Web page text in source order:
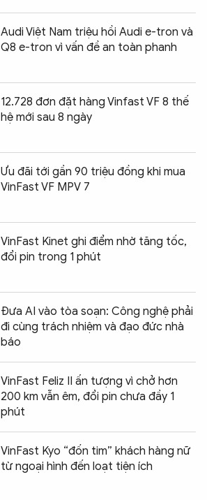
Audi Việt Nam triệu hồi Audi e-tron và
Q8 e-tron vì vấn đề an toàn phanh
12.728 đơn đặt hàng Vinfast VF 8 thế
hệ mới sau 8 ngày
Ưu đãi tới gần 90 triệu đồng khi mua
VinFast VF MPV 7
VinFast Kinet ghi điểm nhờ tăng tốc,
đổi pin trong 1 phút
Đưa AI vào tòa soạn: Công nghệ phải
đi cùng trách nhiệm và đạo đức nhà
báo
VinFast Feliz II ấn tượng vì chở hơn
200 km vẫn êm, đổi pin chưa đầy 1
phút
VinFast Kyo “đốn tim” khách hàng nữ
từ ngoại hình đến loạt tiện ích